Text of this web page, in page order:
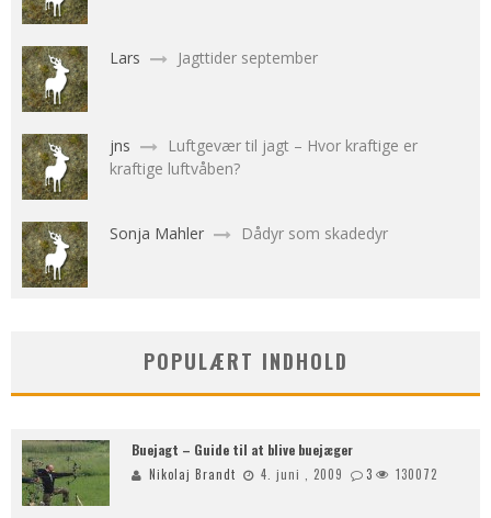
Lars Jagttider september
jns
Luftgevær til jagt – Hvor kraftige er
kraftige luftvåben?
Sonja Mahler Dådyr som skadedyr
POPULÆRT INDHOLD
Buejagt – Guide til at blive buejæger
Nikolaj Brandt 4. juni , 2009 3 130072